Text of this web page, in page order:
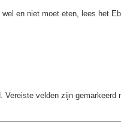
en niet moet eten, lees het
Vereiste velden zijn gemarkeerd